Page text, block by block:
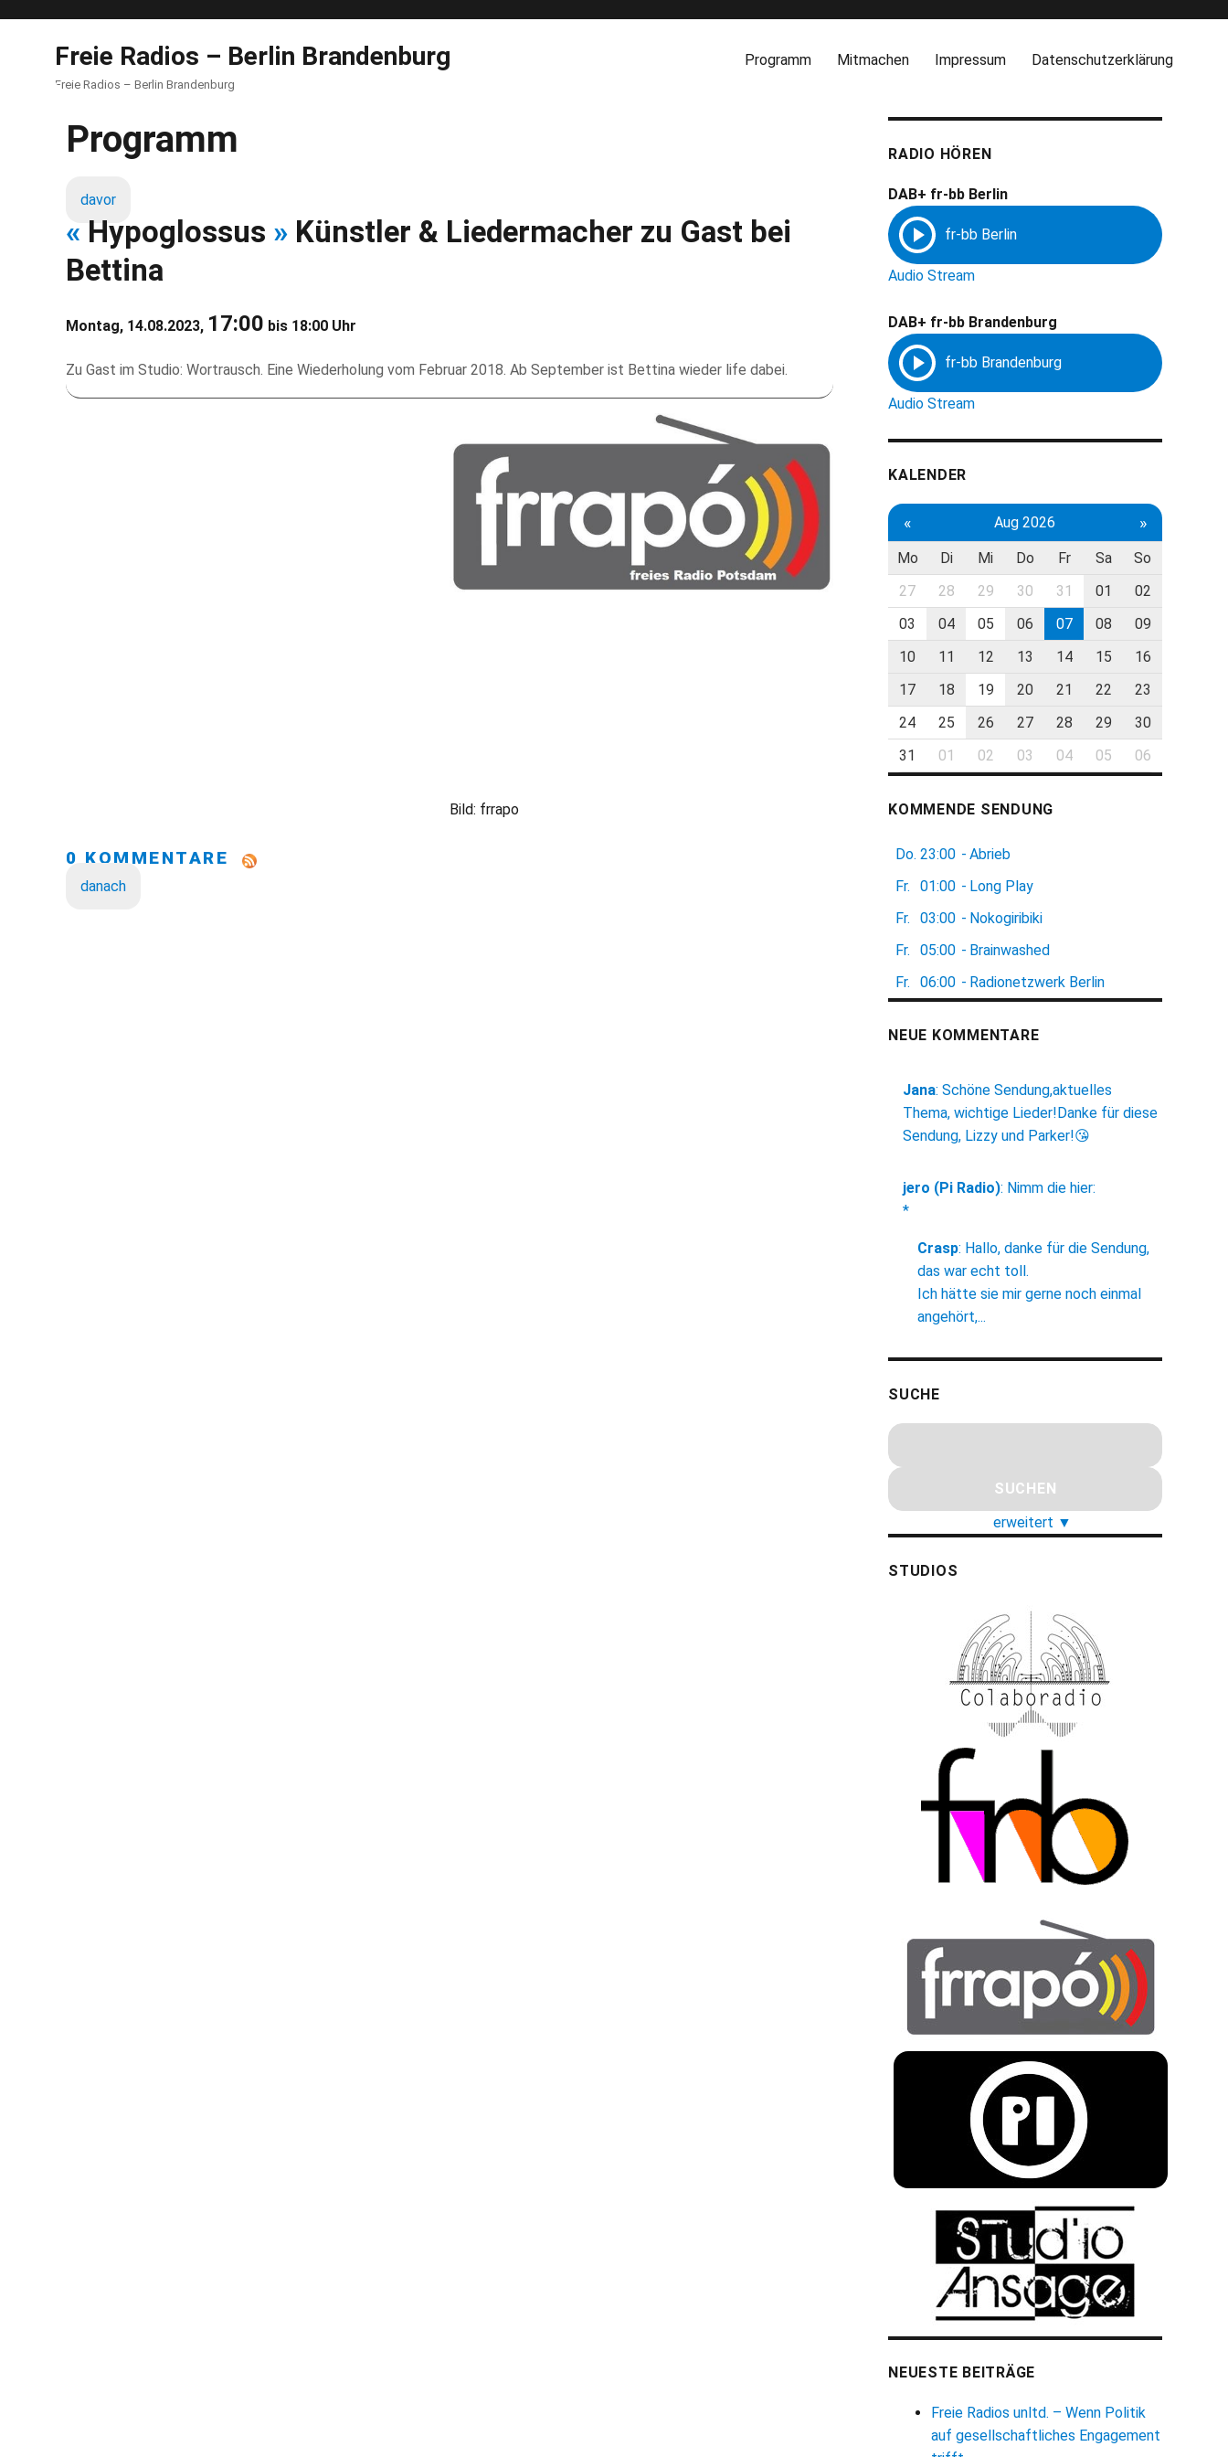
Freie Radios – Berlin Brandenburg
Freie Radios – Berlin Brandenburg
Programm Mitmachen Impressum Datenschutzerklärung
Programm
davor
« Hypoglossus » Künstler & Liedermacher zu Gast bei
Bettina
Montag, 14.08.2023, 17:00 bis 18:00 Uhr
Zu Gast im Studio: Wortrausch. Eine Wiederholung vom Februar 2018. Ab September ist Bettina wieder life dabei.
Bild: frrapo
0 KOMMENTARE
danach
RADIO HÖREN
DAB+ fr-bb Berlin
Audio Stream
DAB+ fr-bb Brandenburg
Audio Stream
KALENDER
« Aug 2026 »
Mo Di Mi Do Fr Sa
So
27
28 29 30 31 01
02
03
04 05 06 07 08
09
10
11 12 13 14 15
16
17
18 19 20 21 22
23
24
25 26 27 28 29
30
31
01 02 03 04 05 06
KOMMENDE SENDUNG
Do. 23:00 - Abrieb
Fr.
01:00 - Long Play
Fr.
03:00 - Nokogiribiki
Fr.
05:00 - Brainwashed
Fr.
06:00 - Radionetzwerk Berlin
NEUE KOMMENTARE
Jana: Schöne Sendung,aktuelles
Thema, wichtige Lieder!Danke für diese
Sendung, Lizzy und Parker!😘
jero (Pi Radio): Nimm die hier:
*
Crasp: Hallo, danke für die Sendung,
das war echt toll.
Ich hätte sie mir gerne noch einmal
angehört,...
SUCHE
erweitert ▼
STUDIOS
NEUESTE BEITRÄGE
Freie Radios unltd. – Wenn Politik
auf gesellschaftliches Engagement